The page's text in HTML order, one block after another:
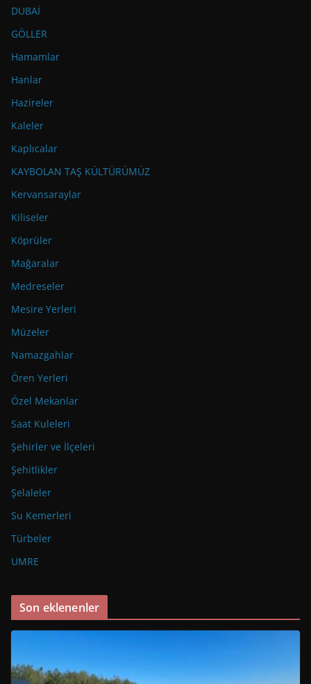
DUBAİ
GÖLLER
Hamamlar
Hanlar
Hazireler
Kaleler
Kaplıcalar
KAYBOLAN TAŞ KÜLTÜRÜMÜZ
Kervansaraylar
Kiliseler
Köprüler
Mağaralar
Medreseler
Mesire Yerleri
Müzeler
Namazgahlar
Ören Yerleri
Özel Mekanlar
Saat Kuleleri
Şehirler ve İlçeleri
Şehitlikler
Şelaleler
Su Kemerleri
Türbeler
UMRE
Son eklenenler